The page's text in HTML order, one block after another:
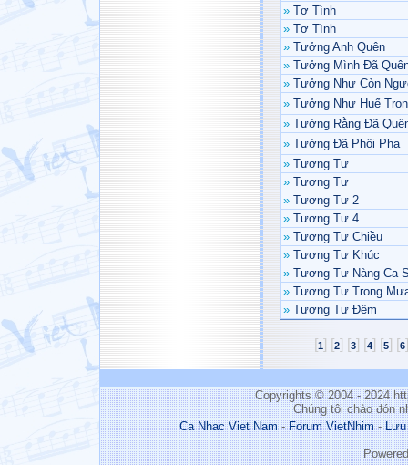
» Tơ Tình
» Tơ Tình
» Tưởng Anh Quên
» Tưởng Mình Đã
» Tưởng Như Còn
» Tưởng Như Huế
» Tưởng Rằng Đã
» Tưởng Đã Phôi Pha
» Tương Tư
» Tương Tư
» Tương Tư 2
» Tương Tư 4
» Tương Tư Chiều
» Tương Tư Khúc
» Tương Tư Nàng Ca
» Tương Tư Trong
» Tương Tư Đêm
[1] [2] [3] [4] [5] [6
Copyrights © 2004 - 2024
Chúng tôi chào đón
Ca Nhac Viet Nam-Forum VietNhim-